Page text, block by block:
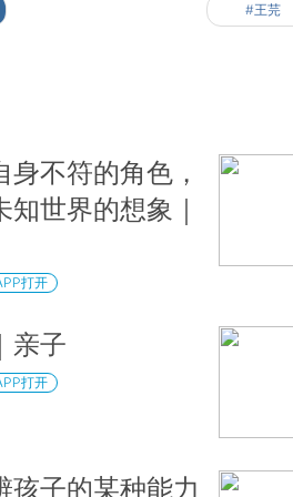
#王芫
不符的角色，
世界的想象｜
打开
亲子
打开
孩子的某种能力